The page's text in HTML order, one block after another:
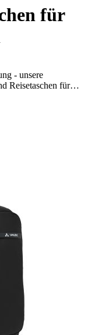
für
- unsere
Reisetaschen für
Überzeuge dich
dass